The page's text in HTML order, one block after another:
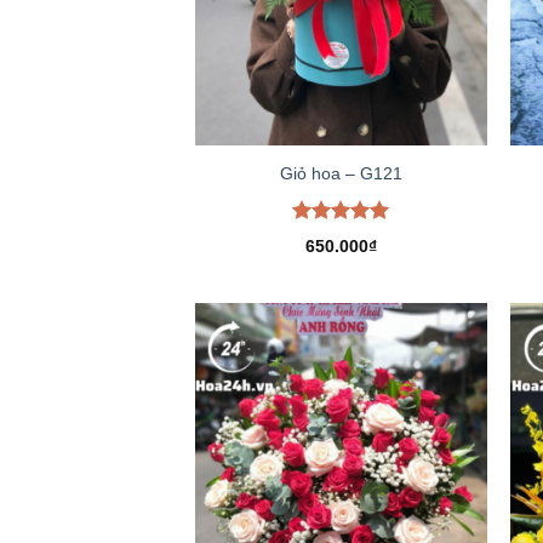
Giỏ hoa – G121
Được xếp
hạng5.00
650.000₫